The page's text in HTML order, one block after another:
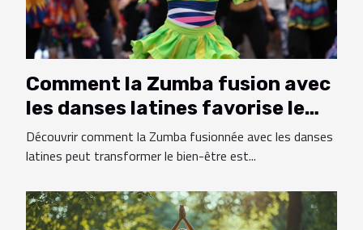
Comment la Zumba fusion avec
les danses latines favorise le
bien-être ?
Découvrir comment la Zumba fusionnée avec les danses
latines peut transformer le bien-être est...